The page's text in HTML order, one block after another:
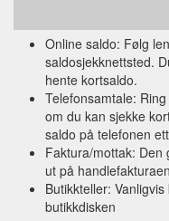
Online saldo: Følg
saldosjekknettsted.
hente kortsaldo.
Telefonsamtale:
om du kan sjekke
saldo på telefonen
Faktura/mottak:
ut på
Butikkteller:
butikkdisken